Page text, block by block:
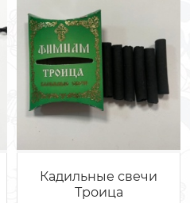
Кадильные свечи
Троица